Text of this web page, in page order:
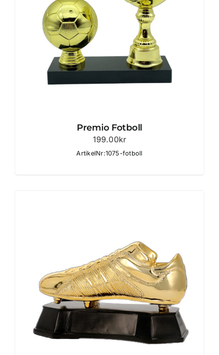
Premio Fotboll
199.00kr
ArtikelNr:1075-fotboll